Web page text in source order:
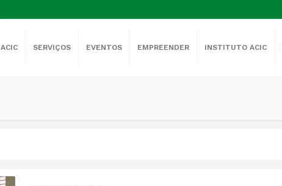
ACIC SERVIÇOS EVENTOS EMPREENDER INSTITUTO ACIC